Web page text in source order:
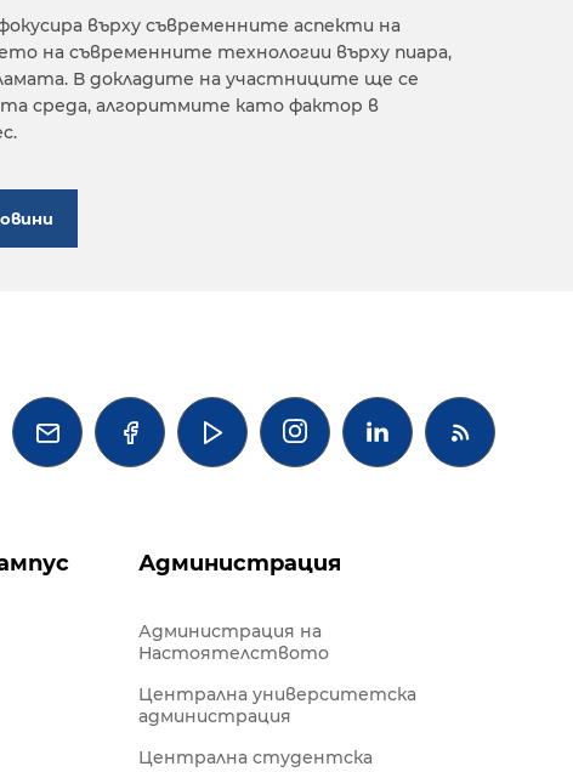
върху съвременните аспекти на
на съвременните технологии върху пиара,
В докладите на участниците ще се
среда, алгоритмите като фактор в
   
Администрация
Администрация на
Настоятелството
Централна университетска
администрация
Централна студентска